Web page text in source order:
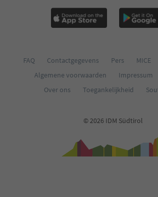
FAQ Contactgegevens Pers MICE
Algemene voorwaarden
Impressum
Over ons
Toegankelijkheid
© 2026 IDM Südtirol